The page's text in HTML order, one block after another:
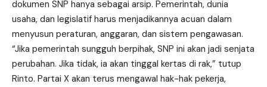
dokumen SNP hanya sebagai arsip. Pemerintah, dunia
usaha, dan legislatif harus menjadikannya acuan dalam
menyusun peraturan, anggaran, dan sistem pengawasan.
“Jika pemerintah sungguh berpihak, SNP ini akan jadi senjata
perubahan. Jika tidak, ia akan tinggal kertas di rak,” tutup
Rinto. Partai X akan terus mengawal hak-hak pekerja,